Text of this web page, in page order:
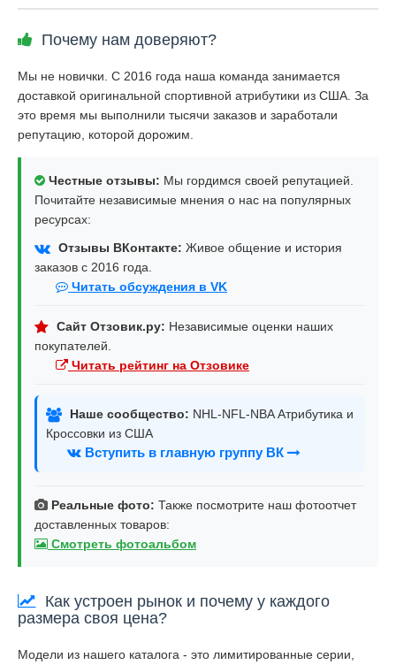
Почему нам доверяют?
Мы не новички. С 2016 года наша команда занимается
доставкой оригинальной спортивной атрибутики из США. За
это время мы выполнили тысячи заказов и заработали
репутацию, которой дорожим.
Честные отзывы: Мы гордимся своей репутацией.
Почитайте независимые мнения о нас на популярных
ресурсах:
Отзывы ВКонтакте: Живое общение и история
заказов с 2016 года.
Читать обсуждения в VK
Сайт Отзовик.ру: Независимые оценки наших
покупателей.
Читать рейтинг на Отзовике
Наше сообщество: NHL-NFL-NBA Атрибутика и
Кроссовки из США
Вступить в главную группу ВК
Реальные фото: Также посмотрите наш фотоотчет
доставленных товаров:
Смотреть фотоальбом
Как устроен рынок и почему у каждого
размера своя цена?
Модели из нашего каталога - это лимитированные серии,